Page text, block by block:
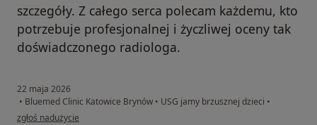
szczegóły. Z całego serca polecam każdemu, kto
potrzebuje profesjonalnej i życzliwej oceny tak
doświadczonego radiologa.
22 maja 2026
• Bluemed Clinic Katowice Brynów • USG jamy brzusznej dzieci •
w opinii użytkownika G
zgłoś nadużycie